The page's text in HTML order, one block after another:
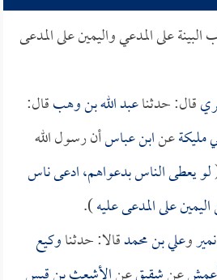
على المدعي واليمين على المدعى
قال: حدثناعبد الله بن وهبقال:
مليكةعنابن عباسأن رسول الله
لو يعطى الناس بدعواهم، ادعى ناس
على المدعى عليه).
وعلي بن محمدقالا: حدثناوكيع